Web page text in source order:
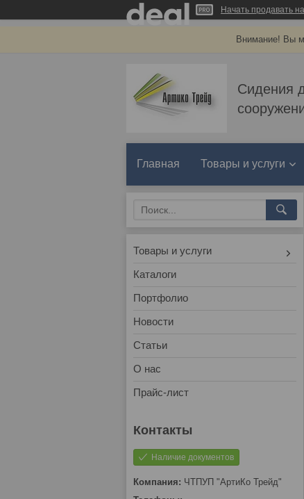
Начать продавать
Внимание! Вы
Сидения
Главная Товары и услуги
Товары и услуги
Каталоги
Портфолио
Новости
Статьи
О нас
Прайс-лист
Наличие документов
ЧТПУП "АртиКо Трейд"